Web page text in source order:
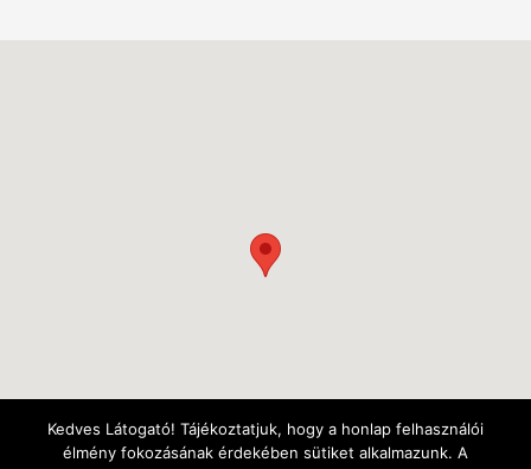
Kedves Látogató! Tájékoztatjuk, hogy a honlap felhasználói
élmény fokozásának érdekében sütiket alkalmazunk. A